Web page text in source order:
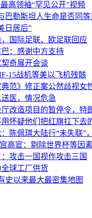
高领袖“罕见公开”视频
巴勒斯坦人生命是否同
日居后”
国际足联、欧足联回应
：感谢中方支持
奇展开会谈
15战机等美以飞机残骸
范》修正案公然歧视女
医，情况危急
改造项目的暂停令，特
怀疑他们把红旗扛下去
陈佩琪大陆行“未失联”
高官：剔除世界杯等因
攻击一国视作攻击三国
球工厂供货
史以来最大最密集地图